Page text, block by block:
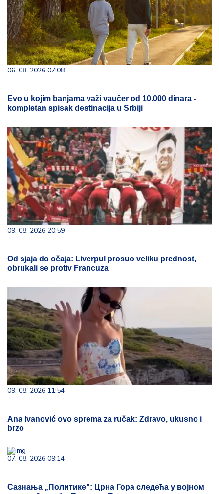
06. 08. 2026 07:08
Evo u kojim banjama važi vaučer od 10.000 dinara -
kompletan spisak destinacija u Srbiji
09. 08. 2026 20:59
Od sjaja do očaja: Liverpul prosuo veliku prednost,
obrukali se protiv Francuza
09. 08. 2026 11:54
Ana Ivanović ovo sprema za ručak: Zdravo, ukusno i
brzo
07. 08. 2026 09:14
Сазнања „Политике”: Црна Гора следећа у војном